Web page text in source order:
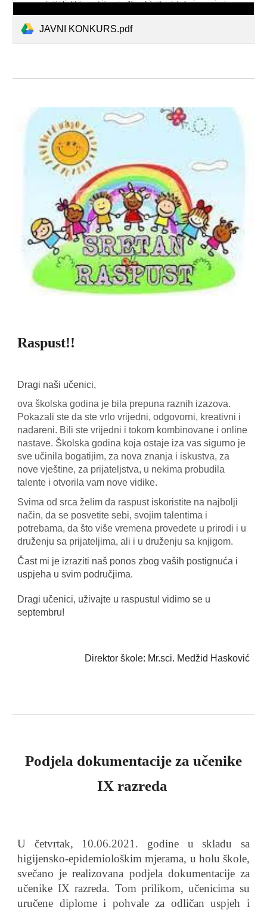
JAVNI KONKURS.pdf
Raspust!!
Dragi naši učenici,
‌ova školska godina je bila prepuna raznih izazova.
Pokazali ste da ste vrlo vrijedni, odgovorni, kreativni i
nadareni. Bili ste vrijedni i tokom kombinovane i online
nastave. Školska godina koja ostaje iza vas sigurno je
sve učinila bogatijim, za nova znanja i iskustva, za
nove vještine, za prijateljstva, u nekima probudila
talente i otvorila vam nove vidike.
Svima od srca želim da raspust iskoristite na najbolji
način, da se posvetite sebi, svojim talentima i
potrebama, da što više vremena provedete u prirodi i u
druženju sa prijateljima, ali i u druženju sa knjigom.
Čast mi je izraziti naš ponos zbog vaših postignuća i
uspjeha u svim područjima.
Dragi učenici, uživajte u raspustu! vidimo se u
septembru!
Direktor škole: Mr.sci. Medžid Hasković
Podjela dokumentacije za učenike
IX razreda
U četvrtak, 10.06.2021. godine u skladu sa
higijensko-epidemiološkim mjerama, u holu škole,
svečano je realizovana podjela dokumentacije za
učenike IX razreda. Tom prilikom, učenicima su
uručene diplome i pohvale za odličan uspjeh i